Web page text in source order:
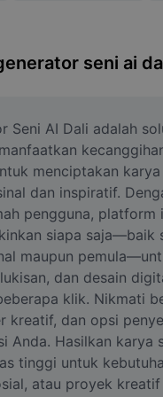
Gambar
Online
seni ai
Seni AI Dali adalah
menciptakan
dan inspiratif.
pengguna, platform
siapa saja—baik
maupun
dan desain
klik. Nikmati
kreatif, dan opsi
Anda. Hasilkan karya
tinggi untuk
atau proyek kreatif